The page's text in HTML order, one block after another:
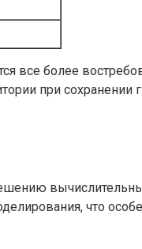
все более
при сохранении
что